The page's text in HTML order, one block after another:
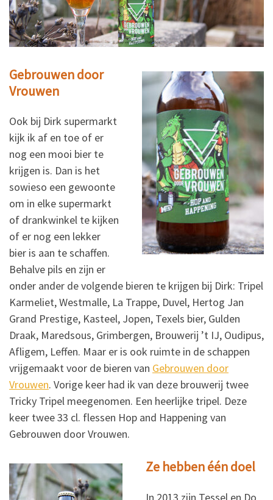
Gebrouwen door
Vrouwen
Ook bij Dirk supermarkt
kijk ik af en toe of er
nog een mooi bier te
krijgen is. Dan is het
sowieso een gewoonte
om in elke supermarkt
of drankwinkel te kijken
of er nog een lekker
bier is aan te schaffen.
Behalve pils en zijn er
onder ander de volgende bieren te krijgen bij Dirk: Tripel
Karmeliet, Westmalle, La Trappe, Duvel, Hertog Jan
Grand Prestige, Kasteel, Jopen, Texels bier, Gulden
Draak, Maredsous, Grimbergen, Brouwerij ’t IJ, Oudipus,
Afligem, Leffen. Maar er is ook ruimte in de schappen
vrijgemaakt voor de bieren van Gebrouwen door
Vrouwen. Vorige keer had ik van deze brouwerij twee
Tricky Tripel meegenomen. Een heerlijke tripel. Deze
keer twee 33 cl. flessen Hop and Happening van
Gebrouwen door Vrouwen.
Ze hebben één doel
In 2013 zijn Tessel en Do